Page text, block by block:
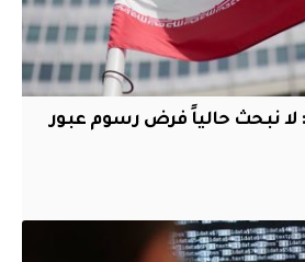
لا نبحث حالياً فرض رسوم عبور